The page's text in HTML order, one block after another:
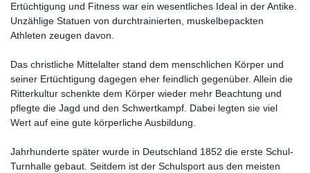
Ertüchtigung und Fitness war ein wesentliches Ideal in der Antike.
Unzählige Statuen von durchtrainierten, muskelbepackten
Athleten zeugen davon.
Das christliche Mittelalter stand dem menschlichen Körper und
seiner Ertüchtigung dagegen eher feindlich gegenüber. Allein die
Ritterkultur schenkte dem Körper wieder mehr Beachtung und
pflegte die Jagd und den Schwertkampf. Dabei legten sie viel
Wert auf eine gute körperliche Ausbildung.
Jahrhunderte später wurde in Deutschland 1852 die erste Schul-
Turnhalle gebaut. Seitdem ist der Schulsport aus den meisten